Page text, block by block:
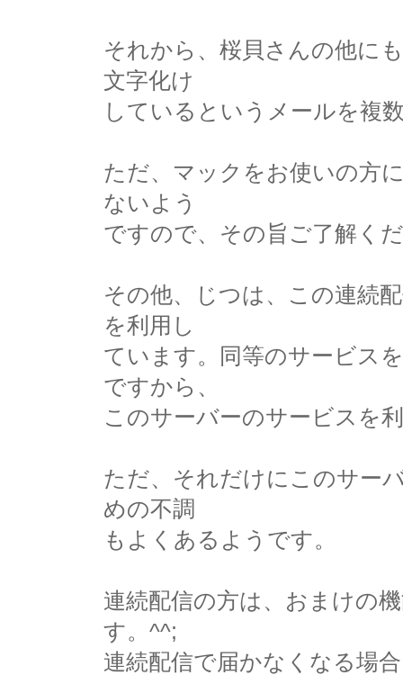
それから、桜貝さんの他に
文字化け
しているというメールを複
ただ、マックをお使いの方
ないよう
ですので、その旨ご了解く
その他、じつは、この連続
を利用し
ています。同等のサービス
ですから、
このサーバーのサービスを
ただ、それだけにこのサー
めの不調
もよくあるようです。
連続配信の方は、おまけの
す。^^;
連続配信で届かなくなる場